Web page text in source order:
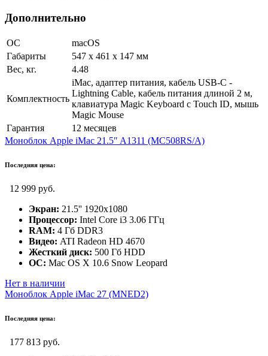
Дополнительно
ОС
macOS
Габариты
547 х 461 х 147 мм
Вес, кг.
4.48
Комплектность
iMac, адаптер питания, кабель USB-C -
Lightning Cable, кабель питания длиной 2 м,
клавиатура Magic Keyboard с Touch ID, мышь
Magic Mouse
Гарантия
12 месяцев
Моноблок Apple iMac 21.5″ A1311 (MC508RS/A)
Последняя цена:
12 999 руб.
Экран: 21.5'' 1920х1080
Процессор: Intel Core i3 3.06 ГГц
RAM: 4 Гб DDR3
Видео: ATI Radeon HD 4670
Жесткий диск: 500 Гб HDD
ОС: Mac OS X 10.6 Snow Leopard
Нет в наличии
Моноблок Apple iMac 27 (MNED2)
Последняя цена:
177 813 руб.